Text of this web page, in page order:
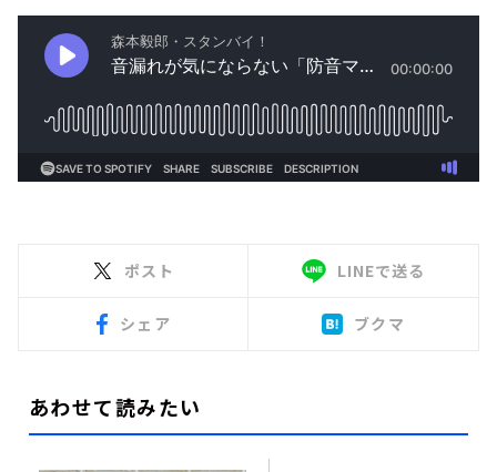
ポスト LINEで送る
シェア ブクマ
あわせて読みたい